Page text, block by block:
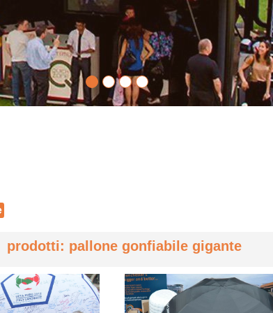
prodotti: pallone gonfiabile gigante